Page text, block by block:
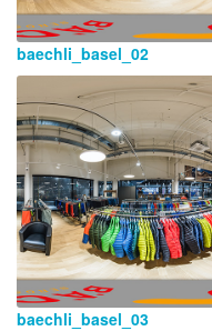
baechli_basel_02
baechli_basel_03